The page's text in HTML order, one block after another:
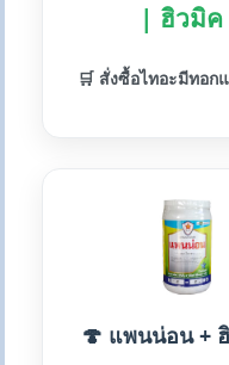
| ฮิวมิค
🛒 สั่งซื้อไทอะมีทอก
🍄 แพนน่อน +